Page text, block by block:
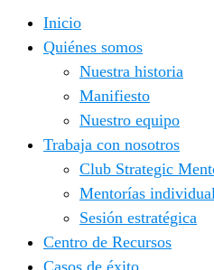
Inicio
Quiénes somos
Nuestra historia
Manifiesto
Nuestro equipo
Trabaja con nosotros
Club Strategic
Mentorías
Sesión estratégica
Centro de Recursos
Casos de éxito